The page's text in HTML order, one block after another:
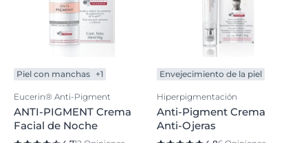
Piel con manchas +1
Eucerin® Anti-Pigment
ANTI-PIGMENT Crema
Facial de Noche
Envejecimiento de la piel
Hiperpigmentación
Anti-Pigment Crema
Anti-Ojeras